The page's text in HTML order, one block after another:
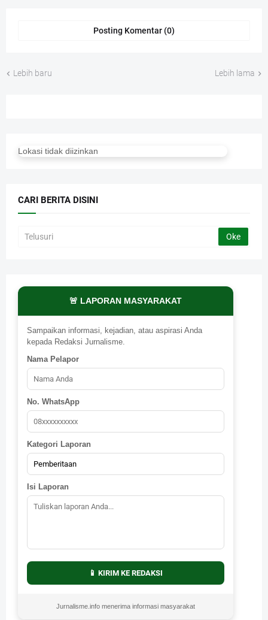
Posting Komentar (0)
Lebih baru Lebih lama
Lokasi tidak diizinkan
CARI BERITA DISINI
🚨 LAPORAN MASYARAKAT
Sampaikan informasi, kejadian, atau aspirasi Anda
kepada Redaksi Jurnalisme.
Nama Pelapor
No. WhatsApp
Kategori Laporan
Isi Laporan
📱 KIRIM KE REDAKSI
Jurnalisme.info menerima informasi masyarakat